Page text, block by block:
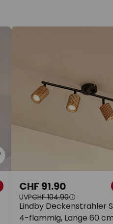
Lindby Deckenstrahler
4-flammig, Länge 60
CHF 91.90
UVPCHF 104.90